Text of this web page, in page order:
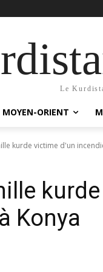
Le
MOYEN-ORIENT
kurde victime d'un
Konya